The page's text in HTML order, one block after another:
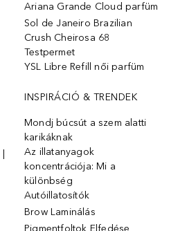
Ariana Grande Cloud parfüm
Sol de Janeiro Brazilian
Crush Cheirosa 68
Testpermet
YSL Libre Refill női parfüm
INSPIRÁCIÓ & TRENDEK
Mondj búcsút a szem alatti
karikáknak
Az illatanyagok
koncentrációja: Mi a
különbség
Autóillatosítók
Brow Laminálás